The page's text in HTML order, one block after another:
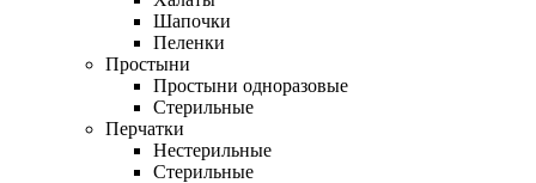
Шапочки
Пеленки
Простыни
Простыни одноразовые
Стерильные
Перчатки
Нестерильные
Стерильные